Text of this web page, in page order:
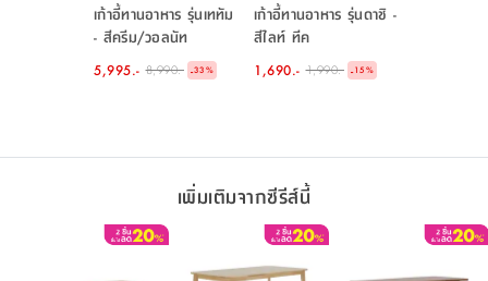
เก้าอี้ทานอาหาร รุ่นเททัม
- สีครีม/วอลนัท
5,995.- 8,990.- -33%
เก้าอี้ทานอาหาร รุ่นดาชิ -
สีไลท์ ทีค
1,690.- 1,990.- -15%
เพิ่มเติมจากซีรีส์นี้